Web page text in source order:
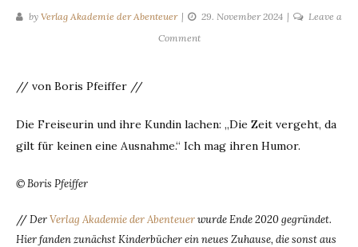
by Verlag Akademie der Abenteuer 29. November 2024
Leave a
Commenton
// von Boris Pfeiffer //
Die Freiseurin und ihre Kundin lachen: „Die Zeit vergeht, da
gilt für keinen eine Ausnahme.“ Ich mag ihren Humor.
© Boris Pfeiffer
//DerVerlag Akademie der Abenteuerwurde Ende 2020 gegründet.
Hier fanden zunächst Kinderbücher ein neues Zuhause, die sonst aus